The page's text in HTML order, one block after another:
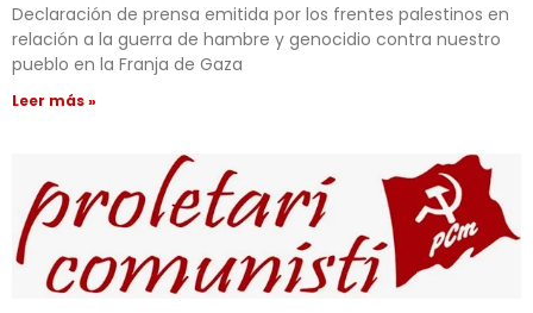
Declaración de prensa emitida por los frentes palestinos en
relación a la guerra de hambre y genocidio contra nuestro
pueblo en la Franja de Gaza
Leer más »